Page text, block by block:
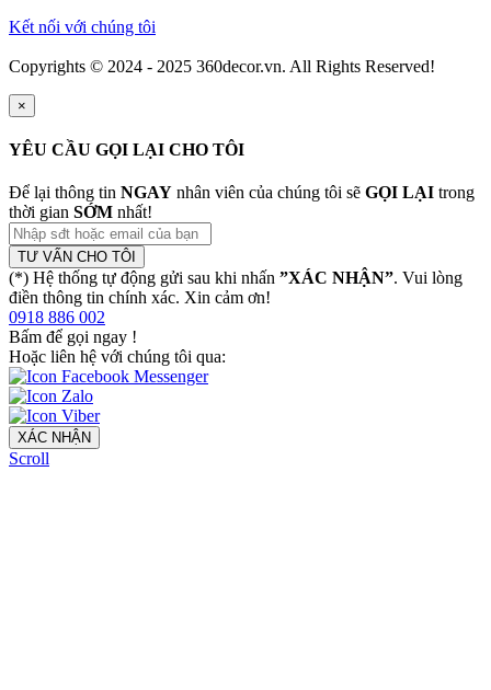
Kết nối với chúng tôi
Copyrights © 2024 - 2025 360decor.vn. All Rights Reserved!
×
YÊU CẦU GỌI LẠI CHO TÔI
Để lại thông tin NGAY nhân viên của chúng tôi sẽ GỌI LẠI trong
thời gian SỚM nhất!
TƯ VẤN CHO TÔI
(*) Hệ thống tự động gửi sau khi nhấn ”XÁC NHẬN”. Vui lòng
điền thông tin chính xác. Xin cảm ơn!
0918 886 002
Bấm để gọi ngay !
Hoặc liên hệ với chúng tôi qua:
XÁC NHẬN
Scroll